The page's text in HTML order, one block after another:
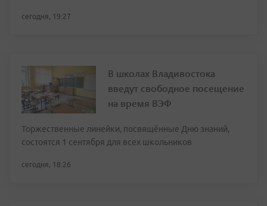
сегодня, 19:27
В школах Владивостока
введут свободное посещение
на время ВЭФ
Торжественные линейки, посвящённые Дню знаний,
состоятся 1 сентября для всех школьников
сегодня, 18:26